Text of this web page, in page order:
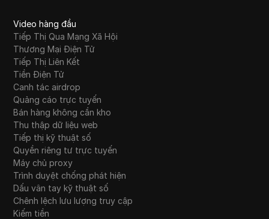
Video hàng đầu
Tiếp Thị Qua Mạng Xã Hội
Thương Mại Điện Tử
Tiếp Thị Liên Kết
Tiền Điện Tử
Canh tác airdrop
Quảng cáo trực tuyến
Bán hàng không cần kho
Thu thập dữ liệu web
Tiếp thị kỹ thuật số
Quyền riêng tư trực tuyến
Máy chủ proxy
Trình duyệt chống phát hiện
Dấu vân tay kỹ thuật số
Chênh lệch lưu lượng truy cập
Kiếm tiền